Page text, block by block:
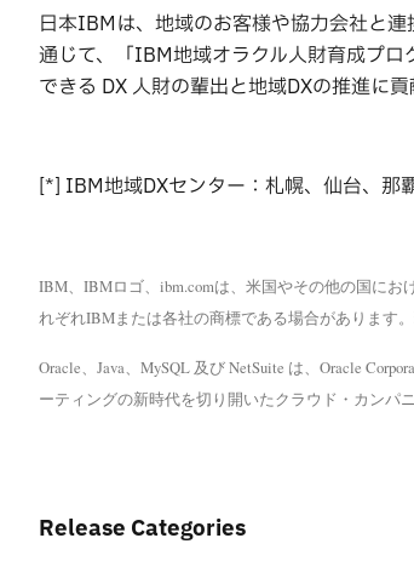
日本IBMは、地域のお客様や協力会社と
通じて、「IBM地域オラクル人財育成プ
できる DX 人財の輩出と地域DXの推進に貢
[*] IBM地域DXセンター：札幌、仙台、那
IBM、IBMロゴ、ibm.comは、米国やその他の国にお
れぞれIBMまたは各社の商標である場合があります
Oracle、Java、MySQL 及び NetSuite は、Oracle
ーティングの新時代を切り開いたクラウド・カンパニ
Release Categories